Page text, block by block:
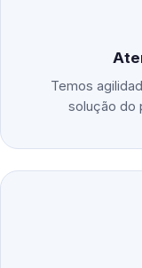
Temos
solução do